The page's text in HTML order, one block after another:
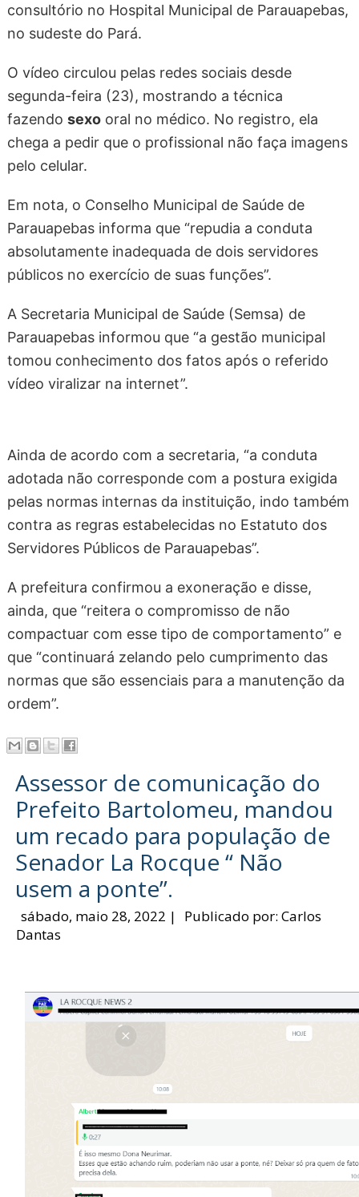
consultório no Hospital Municipal de Parauapebas,
no sudeste do Pará.
O vídeo circulou pelas redes sociais desde
segunda-feira (23), mostrando a técnica
fazendosexo oral no médico. No registro, ela
chega a pedir que o profissional não faça imagens
pelo celular.
Em nota, o Conselho Municipal de Saúde de
Parauapebas informa que “repudia a conduta
absolutamente inadequada de dois servidores
públicos no exercício de suas funções”.
A Secretaria Municipal de Saúde (Semsa) de
Parauapebas informou que “a gestão municipal
tomou conhecimento dos fatos após o referido
vídeo viralizar na internet”.
Ainda de acordo com a secretaria, “a conduta
adotada não corresponde com a postura exigida
pelas normas internas da instituição, indo também
contra as regras estabelecidas no Estatuto dos
Servidores Públicos de Parauapebas”.
A prefeitura confirmou a exoneração e disse,
ainda, que “reitera o compromisso de não
compactuar com esse tipo de comportamento” e
que “continuará zelando pelo cumprimento das
normas que são essenciais para a manutenção da
ordem”.
Assessor de comunicação do
Prefeito Bartolomeu, mandou
um recado para população de
Senador La Rocque “ Não
usem a ponte”.
sábado, maio 28, 2022 | Publicado por:Carlos
Dantas